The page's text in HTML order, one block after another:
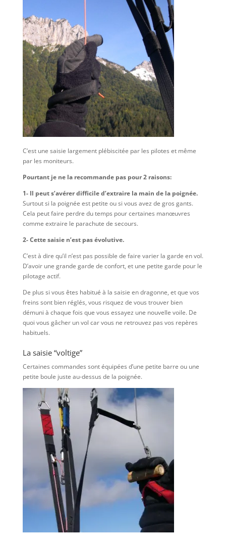
C’est une saisie largement plébiscitée par les pilotes et même
par les moniteurs.
Pourtant je ne la recommande pas pour 2 raisons:
1- Il peut s’avérer difficile d’extraire la main de la poignée.
Surtout si la poignée est petite ou si vous avez de gros gants.
Cela peut faire perdre du temps pour certaines manœuvres
comme extraire le parachute de secours.
2- Cette saisie n’est pas évolutive.
C’est à dire qu’il n’est pas possible de faire varier la garde en vol.
D’avoir une grande garde de confort, et une petite garde pour le
pilotage actif.
De plus si vous êtes habitué à la saisie en dragonne, et que vos
freins sont bien réglés, vous risquez de vous trouver bien
démuni à chaque fois que vous essayez une nouvelle voile. De
quoi vous gâcher un vol car vous ne retrouvez pas vos repères
habituels.
La saisie “voltige”
Certaines commandes sont équipées d’une petite barre ou une
petite boule juste au-dessus de la poignée.